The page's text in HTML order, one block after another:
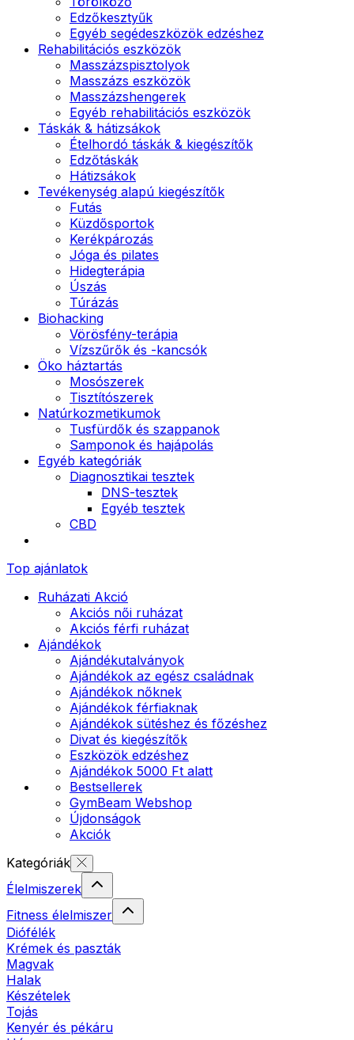
Edzőkesztyűk
Egyéb segédeszközök edzéshez
Rehabilitációs eszközök
Masszázspisztolyok
Masszázs eszközök
Masszázshengerek
Egyéb rehabilitációs eszközök
Táskák & hátizsákok
Ételhordó táskák & kiegészítők
Edzőtáskák
Hátizsákok
Tevékenység alapú kiegészítők
Futás
Küzdősportok
Kerékpározás
Jóga és pilates
Hidegterápia
Úszás
Túrázás
Biohacking
Vörösfény-terápia
Vízszűrők és -kancsók
Öko háztartás
Mosószerek
Tisztítószerek
Natúrkozmetikumok
Tusfürdők és szappanok
Samponok és hajápolás
Egyéb kategóriák
Diagnosztikai tesztek
DNS-tesztek
Egyéb tesztek
CBD
Top ajánlatok
Ruházati Akció
Akciós női ruházat
Akciós férfi ruházat
Ajándékok
Ajándékutalványok
Ajándékok az egész családnak
Ajándékok nőknek
Ajándékok férfiaknak
Ajándékok sütéshez és főzéshez
Divat és kiegészítők
Eszközök edzéshez
Ajándékok 5000 Ft alatt
Bestsellerek
GymBeam Webshop
Újdonságok
Akciók
Kategóriák
Élelmiszerek
Fitness élelmiszer
Diófélék
Krémek és paszták
Magvak
Halak
Készételek
Tojás
Kenyér és pékáru